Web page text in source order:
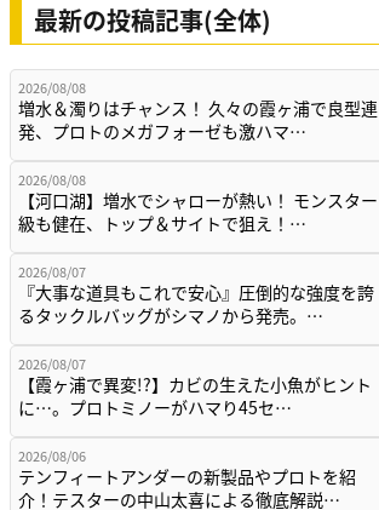
最新の投稿記事(全体)
2026/08/08
増水＆濁りはチャンス！ 久々の霞ヶ浦で良型連
発、プロトのメガフォーゼも激ハマ…
2026/08/08
【河口湖】増水でシャローが熱い！ モンスター
級も健在、トップ＆サイトで狙え！…
2026/08/07
『大事な道具もこれで安心』圧倒的な強度を誇
るタックルバッグがシマノから発売。…
2026/08/07
【霞ヶ浦で異変!?】カビの生えた小魚がヒント
に…。プロトミノーがハマり45セ…
2026/08/06
テンフィートアンダーの新製品やプロトを紹
介！テスターの中山太喜による徹底解説…